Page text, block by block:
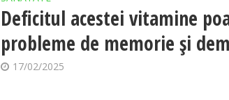
Deficitul acestei vitamine
probleme de memorie și
17/02/2025